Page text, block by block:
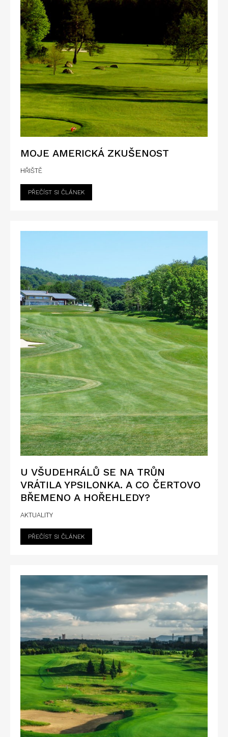
MOJE AMERICKÁ ZKUŠENOST
HŘIŠTĚ
PŘEČÍST SI ČLÁNEK
U VŠUDEHRÁLŮ SE NA TRŮN
VRÁTILA YPSILONKA. A CO ČERTOVO
BŘEMENO A HOŘEHLEDY?
AKTUALITY
PŘEČÍST SI ČLÁNEK